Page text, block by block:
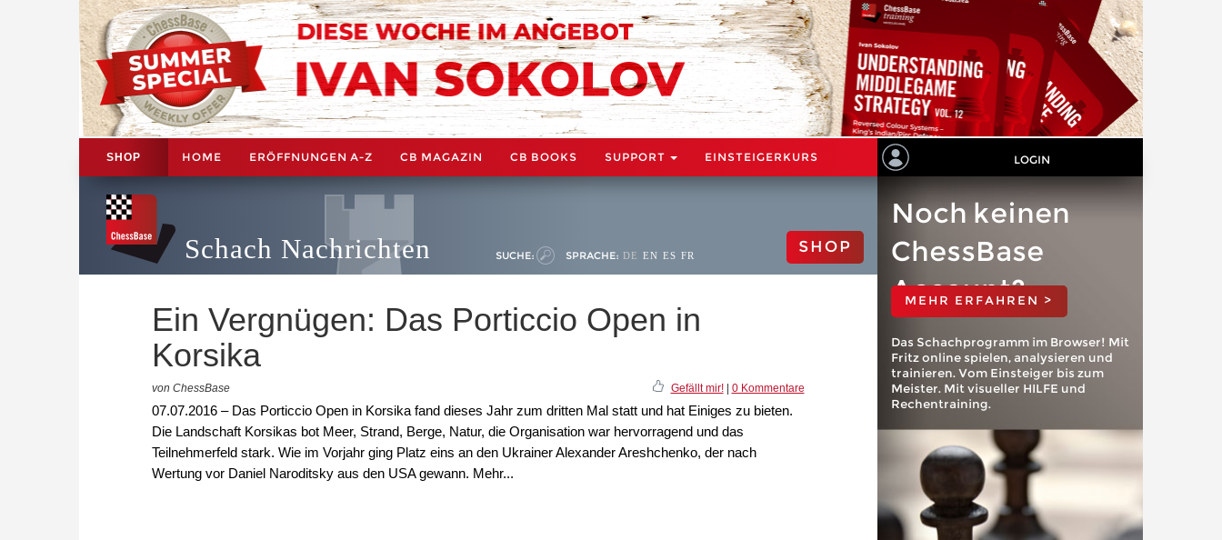
SHOP HOME ERÖFFNUNGEN A-Z CB MAGAZIN CB BOOKS SUPPORT EINSTEIGERKURS LOGIN
Schach Nachrichten SUCHE: SPRACHE: DE EN ES FR SHOP
Ein Vergnügen: Das Porticcio Open in
Korsika
von ChessBase Gefällt mir!| 0 Kommentare
07.07.2016 – Das Porticcio Open in Korsika fand dieses Jahr zum dritten Mal statt und hat Einiges zu bieten.
Die Landschaft Korsikas bot Meer, Strand, Berge, Natur, die Organisation war hervorragend und das
Teilnehmerfeld stark. Wie im Vorjahr ging Platz eins an den Ukrainer Alexander Areshchenko, der nach
Wertung vor Daniel Naroditsky aus den USA gewann. Mehr...
Noch keinen
ChessBase
Account?
MEHR ERFAHREN >
Das Schachprogramm im Browser! Mit
Fritz online spielen, analysieren und
trainieren. Vom Einsteiger bis zum
Meister. Mit visueller HILFE und
Rechentraining.